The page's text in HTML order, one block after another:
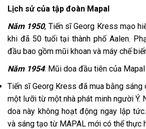
Lịch sử của tập đoàn Mapal
Năm 1950, Tiến sĩ Georg Kress mạo
khi đã 50 tuổi tại thành phố Aalen.
đầu bao gồm mũi khoan và máy chế
Năm 1954: Mũi doa đầu tiên của
Tiến sĩ Georg Kress đã mua bằng sáng
một lưỡi từ một nhà phát minh người Ý.
doa này không hoạt động ngay lập
và sáng tạo từ MAPAL mới có thể thực